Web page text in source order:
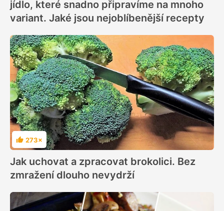
jídlo, které snadno připravíme na mnoho
variant. Jaké jsou nejoblíbenější recepty
Hodnocení
273×
Jak uchovat a zpracovat brokolici. Bez
zmražení dlouho nevydrží